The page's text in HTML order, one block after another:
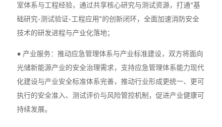
室体系与工程经验，通过共享核心研究与测试资源，打通“基
础研究-测试验证-工程应用”的创新闭环，全面加速消防安全
技术的研发进程与产业化落地；
● 产业服务：推动应急管理体系与产业标准建设，双方将面向
光储新能源产业的安全治理需求，支持应急管理体系能力现代
化建设与产业安全标准体系完善，推动行业形成更统一、更可
执行的安全准入、测试评价与风险管控机制，促进产业健康可
持续发展。